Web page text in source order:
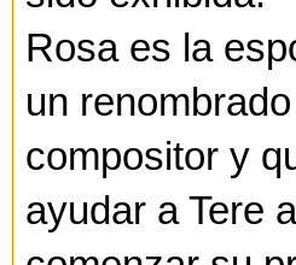
Rosa es la
un renombrado
compositor y
ayudar a Tere a